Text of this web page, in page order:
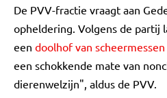
De PVV-fractie vraagt aan
opheldering. Volgens de partij
een doolhof van
een schokkende mate van
dierenwelzijn", aldus de PVV.